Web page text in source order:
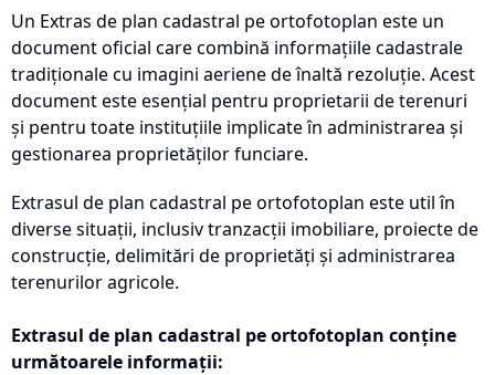
Un Extras de plan cadastral pe ortofotoplan este un
document oficial care combină informațiile cadastrale
tradiționale cu imagini aeriene de înaltă rezoluție. Acest
document este esențial pentru proprietarii de terenuri
și pentru toate instituțiile implicate în administrarea și
gestionarea proprietăților funciare.
Extrasul de plan cadastral pe ortofotoplan este util în
diverse situații, inclusiv tranzacții imobiliare, proiecte de
construcție, delimitări de proprietăți și administrarea
terenurilor agricole.
Extrasul de plan cadastral pe ortofotoplan conține
următoarele informații: